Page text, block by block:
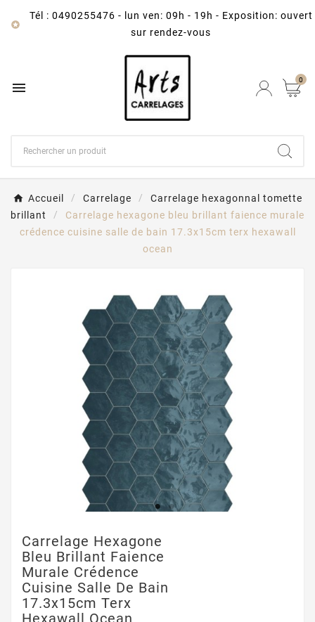

Tél : 0490255476 -
lun ven: 09h - 19h - Exposition: ouvert
sur rendez-vous
 0
Accueil Carrelage
Carrelage hexagonnal tomette
brillant
Carrelage hexagone bleu brillant faience murale
crédence cuisine salle de bain 17.3x15cm terx hexawall
ocean
Carrelage Hexagone
Bleu Brillant Faience
Murale Crédence
Cuisine Salle De Bain
17.3x15cm Terx